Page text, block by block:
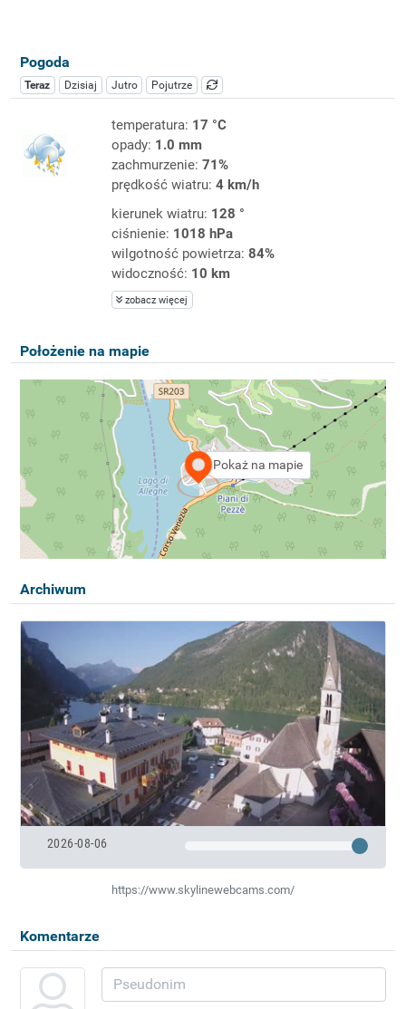
Pogoda
Teraz Dzisiaj Jutro Pojutrze
temperatura: 17 °C
opady: 1.0 mm
zachmurzenie: 71%
prędkość wiatru: 4 km/h
kierunek wiatru: 128 °
ciśnienie: 1018 hPa
wilgotność powietrza: 84%
widoczność: 10 km
zobacz więcej
Położenie na mapie
Pokaż na mapie
Archiwum
2026-08-06
https://www.skylinewebcams.com/
Komentarze